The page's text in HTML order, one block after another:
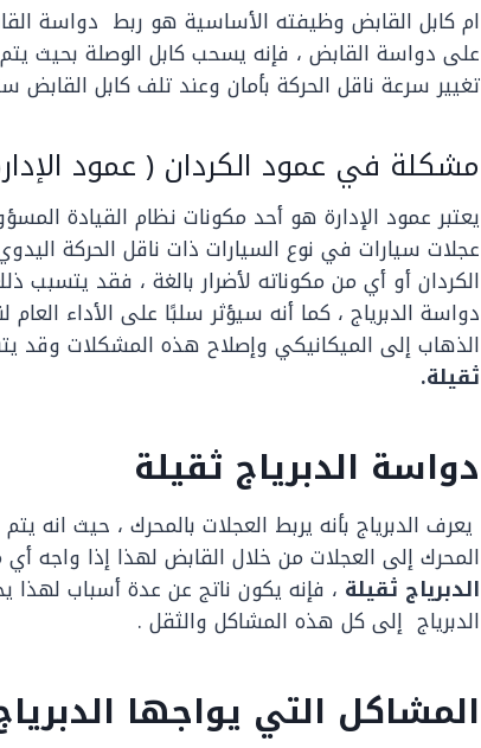
ام كابل القابض وظيفته الأساسية هو ربط دواسة
على دواسة القابض ، فإنه يسحب كابل الوصلة بحيث
تغيير سرعة ناقل الحركة بأمان وعند تلف كابل القابض
مشكلة في عمود الكردان ( عمود
يعتبر عمود الإدارة هو أحد مكونات نظام القيادة
عجلات سيارات في نوع السيارات ذات ناقل الحركة
الكردان أو أي من مكوناته لأضرار بالغة ، فقد
دواسة الدبرياج ، كما أنه سيؤثر سلبًا على الأداء
الذهاب إلى الميكانيكي وإصلاح هذه المشكلات وقد
ثقيلة.
دواسة الدبرياج ثقيلة
يعرف الدبرياج بأنه يربط العجلات بالمحرك ، حيث انه
المحرك إلى العجلات من خلال القابض لهذا إذا واجه
الدبرياج ثقيلة ، فإنه يكون ناتج عن عدة أسباب
الدبرياج إلى كل هذه المشاكل والثقل .
المشاكل التي يواجها